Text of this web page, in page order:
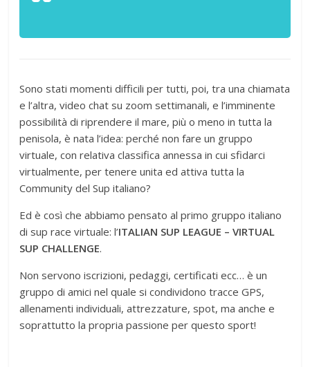
Sono stati momenti difficili per tutti, poi, tra una chiamata
e l’altra, video chat su zoom settimanali, e l’imminente
possibilità di riprendere il mare, più o meno in tutta la
penisola, è nata l’idea: perché non fare un gruppo
virtuale, con relativa classifica annessa in cui sfidarci
virtualmente, per tenere unita ed attiva tutta la
Community del Sup italiano?
Ed è così che abbiamo pensato al primo gruppo italiano
di sup race virtuale: l’ITALIAN SUP LEAGUE – VIRTUAL
SUP CHALLENGE.
Non servono iscrizioni, pedaggi, certificati ecc… è un
gruppo di amici nel quale si condividono tracce GPS,
allenamenti individuali, attrezzature, spot, ma anche e
soprattutto la propria passione per questo sport!